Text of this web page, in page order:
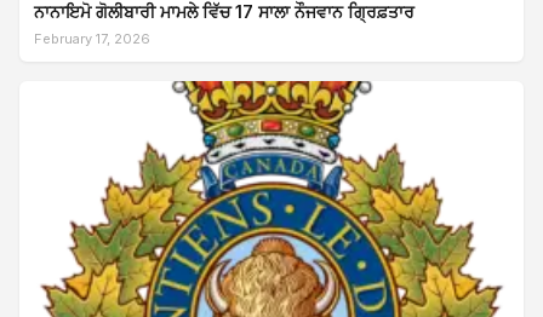
ਨਾਨਾਇਮੋ ਗੋਲੀਬਾਰੀ ਮਾਮਲੇ ਵਿੱਚ 17 ਸਾਲਾ ਨੌਜਵਾਨ ਗ੍ਰਿਫ਼ਤਾਰ
February 17, 2026